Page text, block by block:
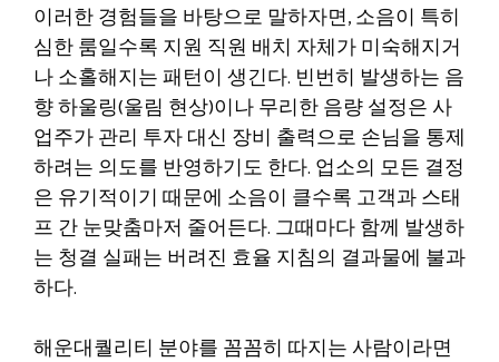
이러한 경험들을 바탕으로 말하자면, 소음이 특히
심한 룸일수록 지원 직원 배치 자체가 미숙해지거
나 소홀해지는 패턴이 생긴다. 빈번히 발생하는 음
향 하울링(울림 현상)이나 무리한 음량 설정은 사
업주가 관리 투자 대신 장비 출력으로 손님을 통제
하려는 의도를 반영하기도 한다. 업소의 모든 결정
은 유기적이기 때문에 소음이 클수록 고객과 스태
프 간 눈맞춤마저 줄어든다. 그때마다 함께 발생하
는 청결 실패는 버려진 효율 지침의 결과물에 불과
하다.
해운대퀄리티 분야를 꼼꼼히 따지는 사람이라면